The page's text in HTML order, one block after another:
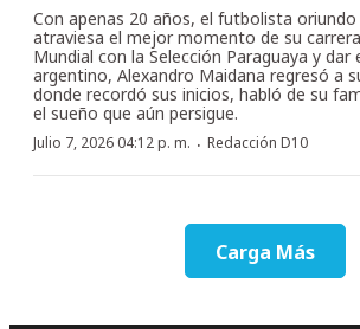
Con apenas 20 años, el futbolista
atraviesa el mejor momento de su
Mundial con la Selección Paraguaya y
argentino, Alexandro Maidana regresó a
donde recordó sus inicios, habló de su
el sueño que aún persigue.
Julio 7, 2026 04:12 p. m. · Redacción D10
Carga Más